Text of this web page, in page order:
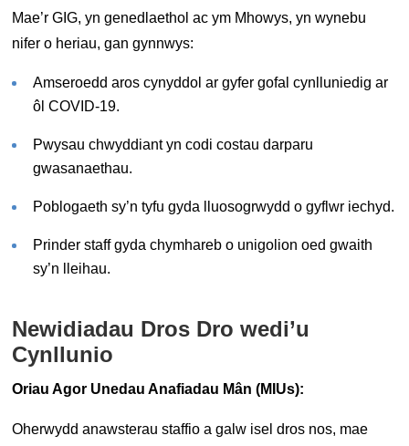
Mae’r GIG, yn genedlaethol ac ym Mhowys, yn wynebu
nifer o heriau, gan gynnwys:
Amseroedd aros cynyddol ar gyfer gofal cynlluniedig ar
ôl COVID-19.
Pwysau chwyddiant yn codi costau darparu
gwasanaethau.
Poblogaeth sy’n tyfu gyda lluosogrwydd o gyflwr iechyd.
Prinder staff gyda chymhareb o unigolion oed gwaith
sy’n lleihau.
Newidiadau Dros Dro wedi’u
Cynllunio
Oriau Agor Unedau Anafiadau Mân (MIUs):
Oherwydd anawsterau staffio a galw isel dros nos, mae